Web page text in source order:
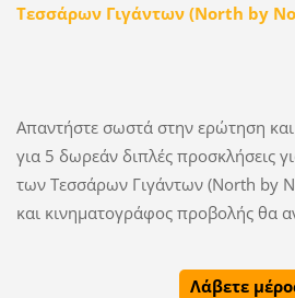
Τεσσάρων Γιγάντων (North by
Απαντήστε σωστά στην ερώτηση
για 5 δωρεάν διπλές προσκλήσεις
των Τεσσάρων Γιγάντων (North by
και κινηματογράφος προβολής θα
Λάβετε